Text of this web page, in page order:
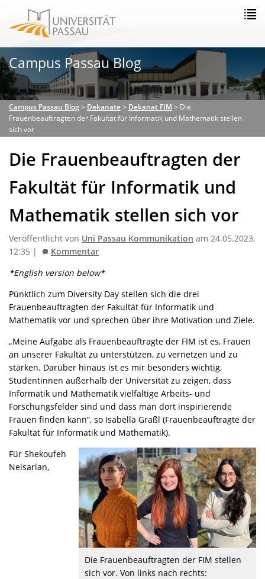
Campus Passau Blog
Campus Passau Blog> Dekanate> Dekanat FIM > Die
Frauenbeauftragten der Fakultät für Informatik und Mathematik stellen
sich vor
Die Frauenbeauftragten der
Fakultät für Informatik und
Mathematik stellen sich vor
Veröffentlicht von Uni Passau Kommunikation am 24.05.2023,
12:35 |
Kommentar
*English version below*
Pünktlich zum Diversity Day stellen sich die drei
Frauenbeauftragten der Fakultät für Informatik und
Mathematik vor und sprechen über ihre Motivation und Ziele.
„Meine Aufgabe als Frauenbeauftragte der FIM ist es, Frauen
an unserer Fakultät zu unterstützen, zu vernetzen und zu
stärken. Darüber hinaus ist es mir besonders wichtig,
Studentinnen außerhalb der Universität zu zeigen, dass
Informatik und Mathematik vielfältige Arbeits- und
Forschungsfelder sind und dass man dort inspirierende
Frauen finden kann“, so Isabella Graßl (Frauenbeauftragte der
Fakultät für Informatik und Mathematik).
Die Frauenbeauftragten der FIM stellen
sich vor. Von links nach rechts:
Für Shekoufeh
Neisarian,